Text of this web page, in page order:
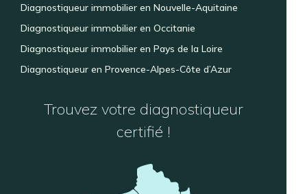
Diagnostiqueur immobilier en Nouvelle-Aquitaine
Diagnostiqueur immobilier en Occitanie
Diagnostiqueur immobilier en Pays de la Loire
Diagnostiqueur en Provence-Alpes-Côte d’Azur
Trouvez votre diagnostiqueur
certifié !